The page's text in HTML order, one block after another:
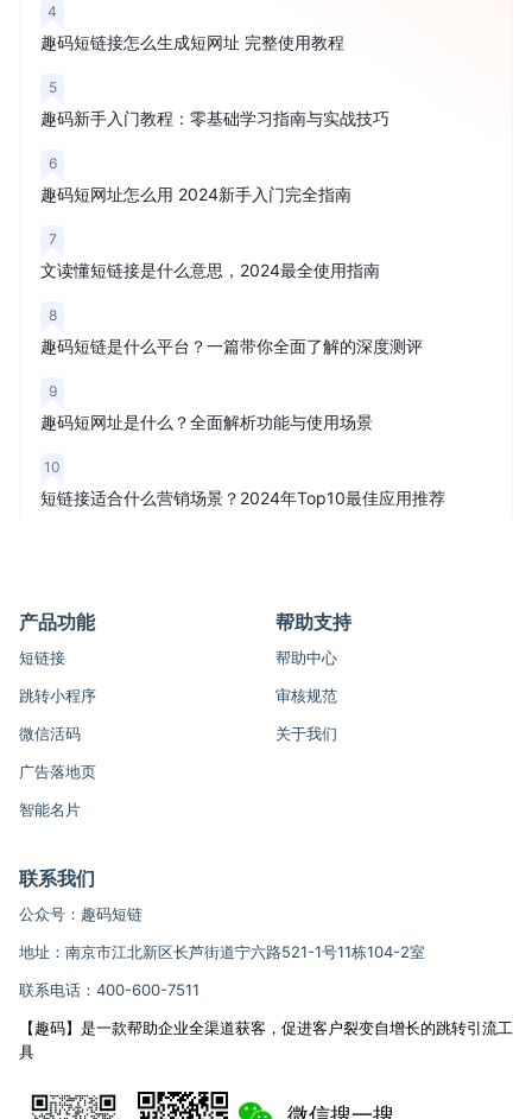
4
趣码短链接怎么生成短网址 完整使用教程
5
趣码新手入门教程：零基础学习指南与实战技巧
6
趣码短网址怎么用 2024新手入门完全指南
7
文读懂短链接是什么意思，2024最全使用指南
8
趣码短链是什么平台？一篇带你全面了解的深度测评
9
趣码短网址是什么？全面解析功能与使用场景
10
短链接适合什么营销场景？2024年Top10最佳应用推荐
产品功能
短链接
跳转小程序
微信活码
广告落地页
智能名片
帮助支持
帮助中心
审核规范
关于我们
联系我们
公众号：趣码短链
地址：南京市江北新区长芦街道宁六路521-1号11栋104-2室
联系电话：400-600-7511
【趣码】是一款帮助企业全渠道获客，促进客户裂变自增长的跳转引流工
具